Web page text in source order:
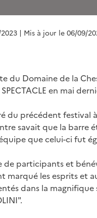
| Mis à jour le 06/09/
du Domaine de la
en mai
du précédent festival à
savait que la
que celui-ci fut
de participants et
marqué les esprits et
dans la